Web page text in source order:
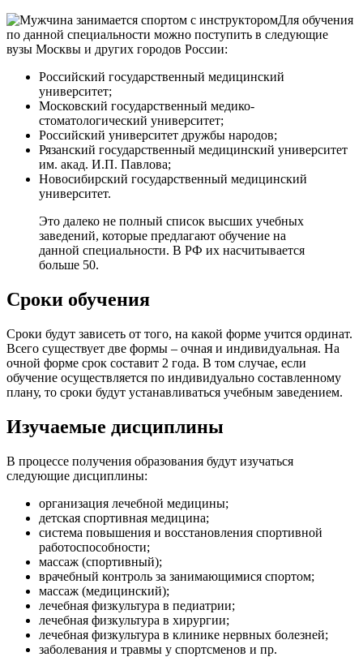
Для обучения
по данной специальности можно поступить в следующие
вузы Москвы и других городов России:
Российский государственный медицинский
университет;
Московский государственный медико-
стоматологический университет;
Российский университет дружбы народов;
Рязанский государственный медицинский университет
им. акад. И.П. Павлова;
Новосибирский государственный медицинский
университет.
Это далеко не полный список высших учебных
заведений, которые предлагают обучение на
данной специальности. В РФ их насчитывается
больше 50.
Сроки обучения
Сроки будут зависеть от того, на какой форме учится ординат.
Всего существует две формы – очная и индивидуальная. На
очной форме срок составит 2 года. В том случае, если
обучение осуществляется по индивидуально составленному
плану, то сроки будут устанавливаться учебным заведением.
Изучаемые дисциплины
В процессе получения образования будут изучаться
следующие дисциплины:
организация лечебной медицины;
детская спортивная медицина;
система повышения и восстановления спортивной
работоспособности;
массаж (спортивный);
врачебный контроль за занимающимися спортом;
массаж (медицинский);
лечебная физкультура в педиатрии;
лечебная физкультура в хирургии;
лечебная физкультура в клинике нервных болезней;
заболевания и травмы у спортсменов и пр.